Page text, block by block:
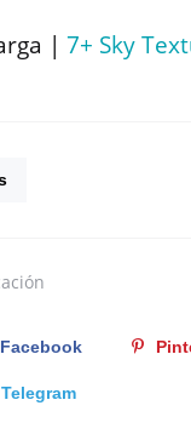
| 7+ Sky
Facebook
Telegram